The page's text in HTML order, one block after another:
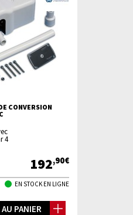
CONVERSION
4
192,90€
EN STOCK EN LIGNE
PANIER